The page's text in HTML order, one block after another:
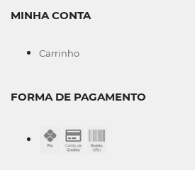
MINHA CONTA
Carrinho
FORMA DE PAGAMENTO